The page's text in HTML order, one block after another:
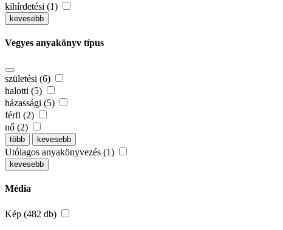
kihírdetési (1)
kevesebb
Vegyes anyakönyv típus
születési (6)
halotti (5)
házassági (5)
férfi (2)
nő (2)
több kevesebb
Utólagos anyakönyvezés (1)
kevesebb
Média
Kép (482 db)